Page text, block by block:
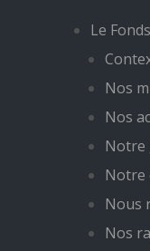
Le
Nos
Nos
Notre
Notre
Nous
Nos